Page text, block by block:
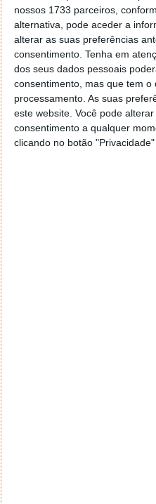
nossos 1733 parceiros,
alternativa, pode aceder a
alterar as suas preferências
consentimento. Tenha em
dos seus dados pessoais
consentimento, mas que tem
processamento. As suas
este website. Você pode
consentimento a qualquer
clicando no botão
Esta ação cria um token
utilizador efetuou login
senha repetidamente.
A obtenção de um token
equivalente a ter as
permite que um atacante